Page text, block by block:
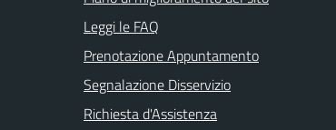
Leggi le FAQ
Prenotazione Appuntamento
Segnalazione Disservizio
Richiesta d'Assistenza